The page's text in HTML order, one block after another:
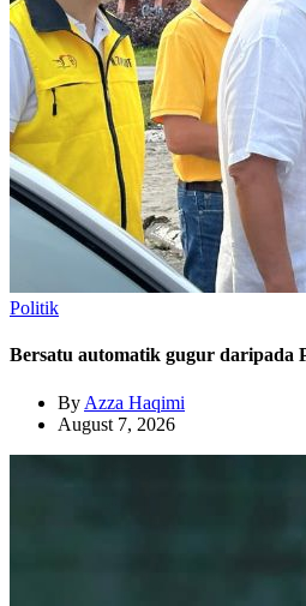
Politik
Bersatu automatik gugur daripada
By Azza Haqimi
August 7, 2026